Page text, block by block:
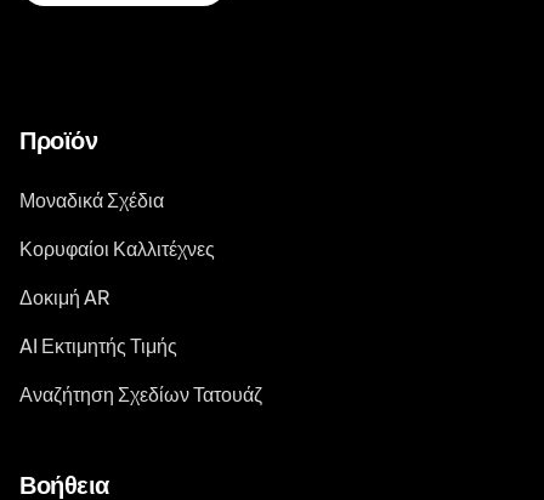
Προϊόν
Μοναδικά Σχέδια
Κορυφαίοι Καλλιτέχνες
Δοκιμή AR
AI Εκτιμητής Τιμής
Αναζήτηση Σχεδίων Τατουάζ
Βοήθεια